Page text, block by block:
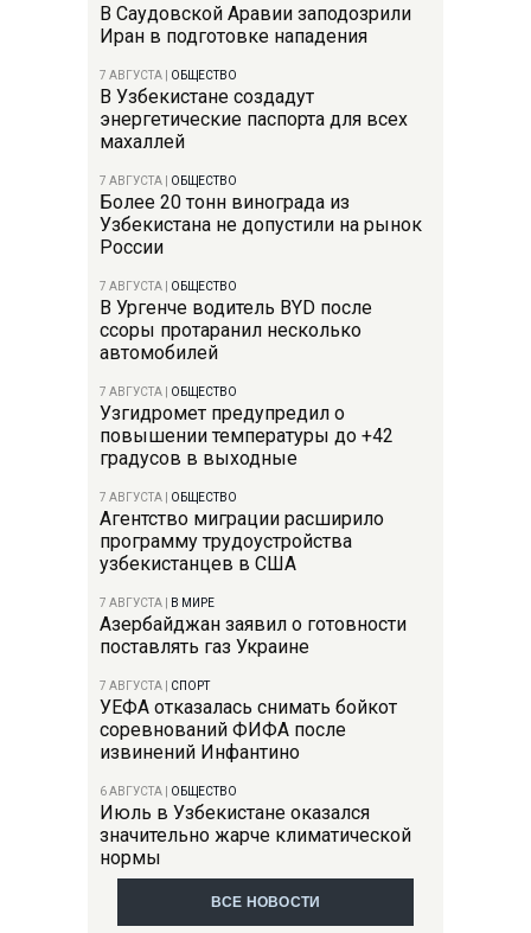
В Саудовской Аравии заподозрили
Иран в подготовке нападения
7 АВГУСТА ОБЩЕСТВО
В Узбекистане создадут
энергетические паспорта для всех
махаллей
7 АВГУСТА ОБЩЕСТВО
Более 20 тонн винограда из
Узбекистана не допустили на рынок
России
7 АВГУСТА ОБЩЕСТВО
В Ургенче водитель BYD после
ссоры протаранил несколько
автомобилей
7 АВГУСТА ОБЩЕСТВО
Узгидромет предупредил о
повышении температуры до +42
градусов в выходные
7 АВГУСТА ОБЩЕСТВО
Агентство миграции расширило
программу трудоустройства
узбекистанцев в США
7 АВГУСТА В МИРЕ
Азербайджан заявил о готовности
поставлять газ Украине
7 АВГУСТА СПОРТ
УЕФА отказалась снимать бойкот
соревнований ФИФА после
извинений Инфантино
6 АВГУСТА ОБЩЕСТВО
Июль в Узбекистане оказался
значительно жарче климатической
нормы
ВСЕ НОВОСТИ